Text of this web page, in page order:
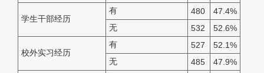
学生干部经历
有 480
47.4%
无
532 52.6%
校外实习经历
有 527
52.1%
无
485 47.9%